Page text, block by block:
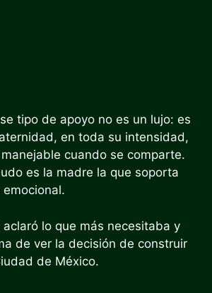
tipo de apoyo no es un lujo: es
en toda su intensidad,
cuando se comparte.
es la madre la que soporta
lo que más necesitaba y
de ver la decisión de construir
de México.